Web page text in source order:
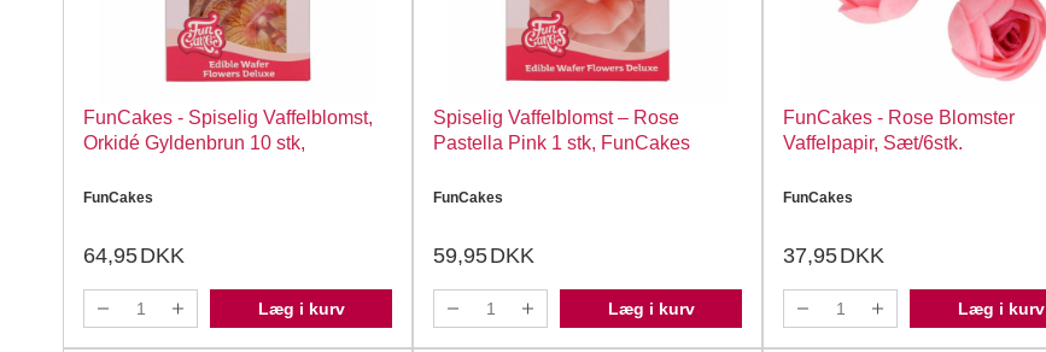
FunCakes - Spiselig Vaffelblomst,
Orkidé Gyldenbrun 10 stk,
FunCakes
64,95DKK
Læg i kurv
Spiselig Vaffelblomst – Rose
Pastella Pink 1 stk, FunCakes
FunCakes
59,95DKK
Læg i kurv
FunCakes - Rose Blomster
Vaffelpapir, Sæt/6stk.
FunCakes
37,95DKK
Læg i kurv